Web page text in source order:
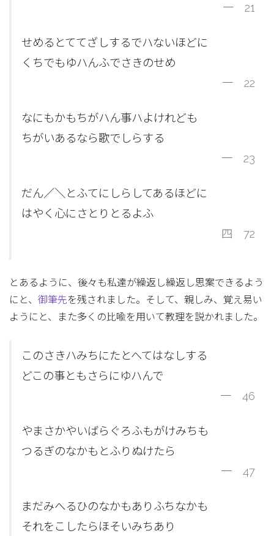
一 21
せめるとててざしするでハないほどに
くちでもゆハんふでさきのせめ
一 22
なにもかもちがハん事ハよけれども
ちがいあるなら歌でしらする
一 23
だん／＼とふてにしらしてあるほどに
はやく心にさとりとるよふ
四 72
とあるように、後々も私達が繰返し繰返し思案できるよう
にと、 御筆先を残されました。そして、親しみ、覚え易い
ようにと、また多くの比喩を用いて教理を説かれました。
このさきハみちにたとへてはなしする
どこの事ともさらにゆハんで
一 46
やまさかやいばらぐろふもがけみちも
つるぎのなかもとふりぬけたら
一 47
まだみへるひのなかもありふちなかも
それをこしたらほそいみちあり